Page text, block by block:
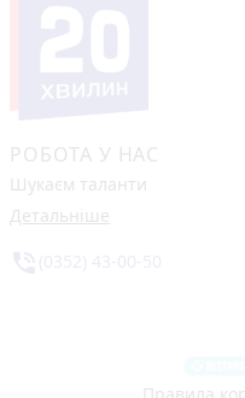
РОБОТА У НАС
Шукаєм таланти
Детальніше